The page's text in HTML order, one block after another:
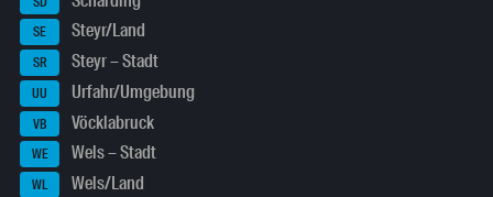
SE Steyr/Land
SR Steyr – Stadt
UU Urfahr/Umgebung
VB Vöcklabruck
WE Wels – Stadt
WL Wels/Land